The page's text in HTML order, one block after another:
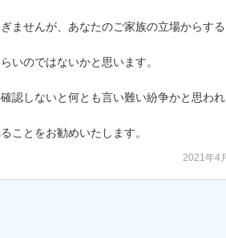
ませんが、あなたのご家族の立場からす
いのではないかと思います。
認しないと何とも言い難い紛争かと思わ
ことをお勧めいたします。
2021年4